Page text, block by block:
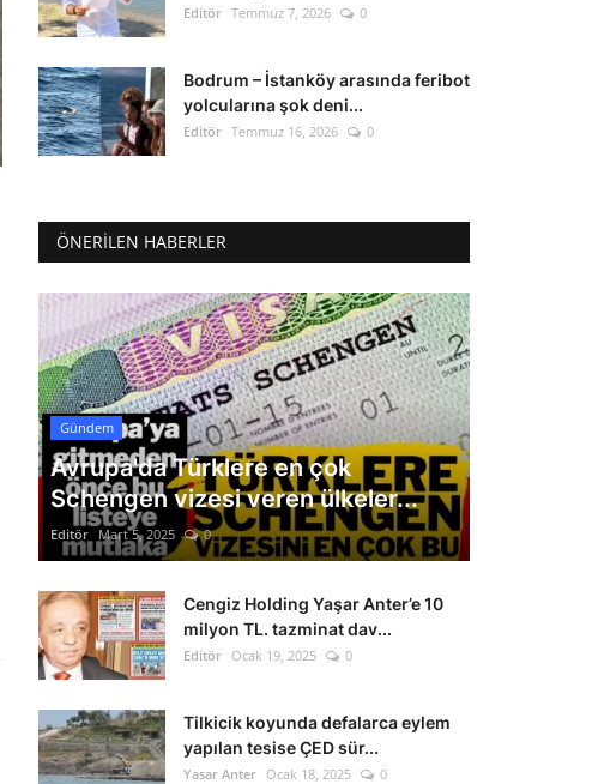
Editör Temmuz 7, 2026 0
Bodrum – İstanköy arasında feribot
yolcularına şok deni...
Editör Temmuz 16, 2026 0
ÖNERILEN HABERLER
Gündem
Avrupa'da Türklere en çok
Schengen vizesi veren ülkeler...
Editör Mart 5, 2025 0
Cengiz Holding Yaşar Anter’e 10
milyon TL. tazminat dav...
Editör Ocak 19, 2025 0
Tilkicik koyunda defalarca eylem
yapılan tesise ÇED sür...
Yasar Anter Ocak 18, 2025 0